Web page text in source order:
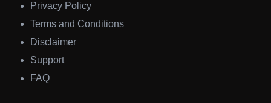
Privacy Policy
Terms and Conditions
Disclaimer
Support
FAQ